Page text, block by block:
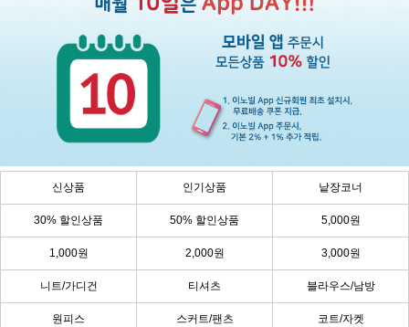
신상품 인기상품 낱장코너
30% 할인상품 50% 할인상품 5,000원
1,000원 2,000원 3,000원
니트/가디건 티셔츠 블라우스/남방
원피스 스커트/팬츠 코트/자켓